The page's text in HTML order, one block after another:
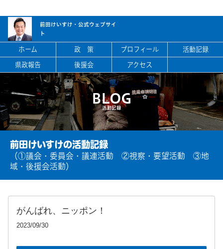
前田けいすけ・ 公式ウェブサイ
ト
ホーム 政 策 プロフィール
活動記録
県政報告
後援会 アクセス
BLOG
活動記録
前田けいすけの活動記録
（①議会・委員会・議連活動 ②視察・要望活動 ③地
域・後援会活動）
がんばれ、ニッポン！
2023/09/30